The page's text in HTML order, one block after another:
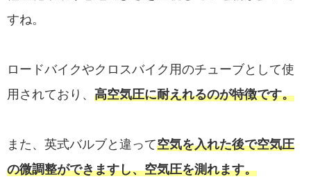
すね。
ロードバイクやクロスバイク用のチューブとして使
用されており、 高空気圧に耐えれるのが特徴です。
また、英式バルブと違って空気を入れた後で空気圧
の微調整ができますし、空気圧を測れます。